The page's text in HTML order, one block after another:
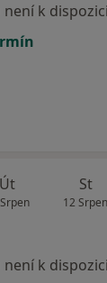
k dispozici
Út St
12 Srpen
k dispozici